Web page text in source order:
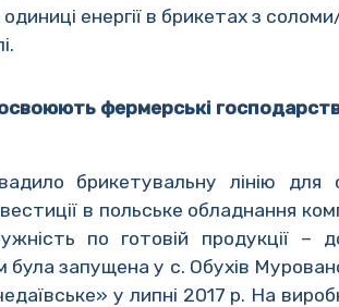
енергії в брикетах з
фермерські
брикетувальну лінію для
в польське обладнання
по готовій продукції
була запущена у с. Обухів
у липні 2017 р. На